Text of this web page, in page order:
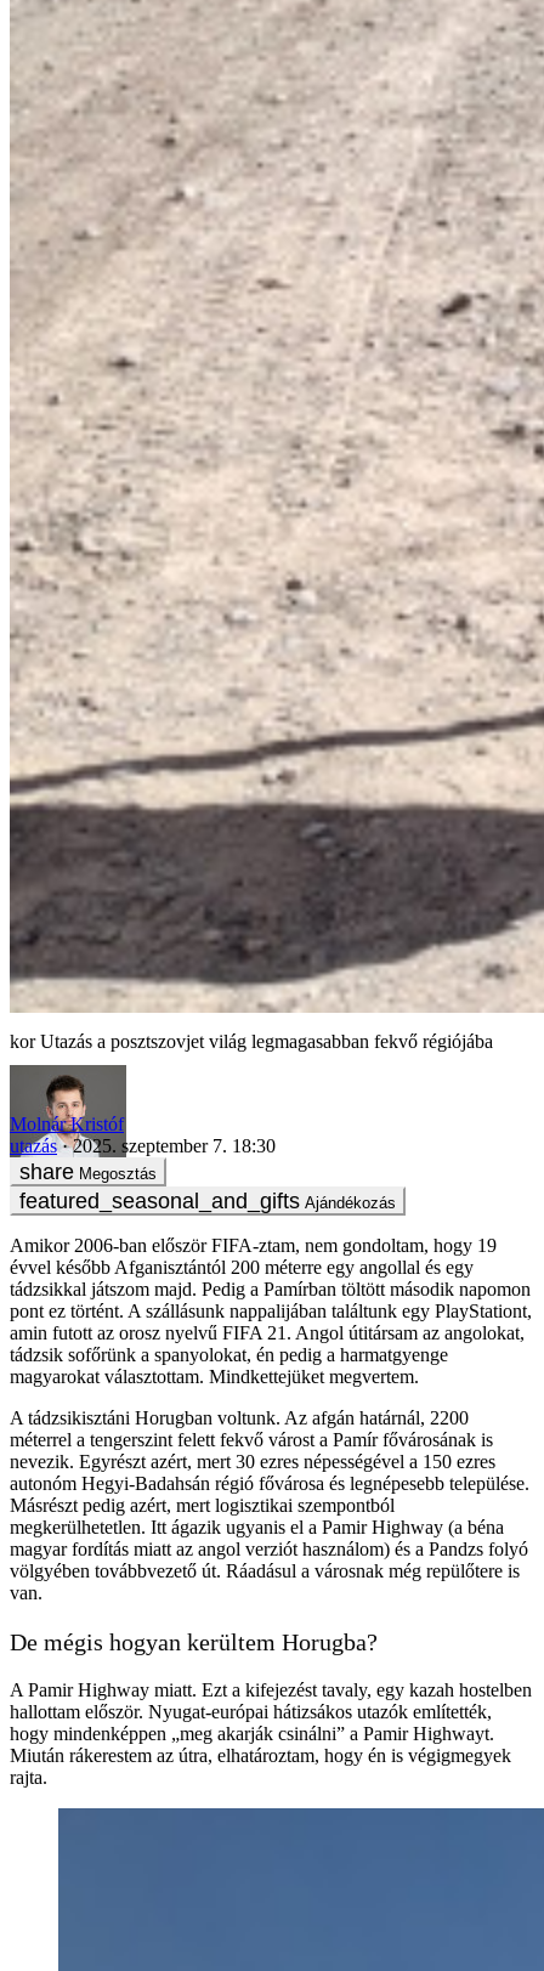
Utazás a posztszovjet világ legmagasabban fekvő régiójába
Molnár Kristóf
utazás
2025. szeptember 7. 18:30
Megosztás
Ajándékozás
Amikor 2006-ban először FIFA-ztam, nem gondoltam, hogy 19
évvel később Afganisztántól 200 méterre egy angollal és egy
tádzsikkal játszom majd. Pedig a Pamírban töltött második napomon
pont ez történt. A szállásunk nappalijában találtunk egy PlayStationt,
amin futott az orosz nyelvű FIFA 21. Angol útitársam az angolokat,
tádzsik sofőrünk a spanyolokat, én pedig a harmatgyenge
magyarokat választottam. Mindkettejüket megvertem.
A tádzsikisztáni Horugban voltunk. Az afgán határnál, 2200
méterrel a tengerszint felett fekvő várost a Pamír fővárosának is
nevezik. Egyrészt azért, mert 30 ezres népességével a 150 ezres
autonóm Hegyi-Badahsán régió fővárosa és legnépesebb települése.
Másrészt pedig azért, mert logisztikai szempontból
megkerülhetetlen. Itt ágazik ugyanis el a Pamir Highway (a béna
magyar fordítás miatt az angol verziót használom) és a Pandzs folyó
völgyében továbbvezető út. Ráadásul a városnak még repülőtere is
van.
De mégis hogyan kerültem Horugba?
A Pamir Highway miatt. Ezt a kifejezést tavaly, egy kazah hostelben
hallottam először. Nyugat-európai hátizsákos utazók említették,
hogy mindenképpen „meg akarják csinálni” a Pamir Highwayt.
Miután rákerestem az útra, elhatároztam, hogy én is végigmegyek
rajta.